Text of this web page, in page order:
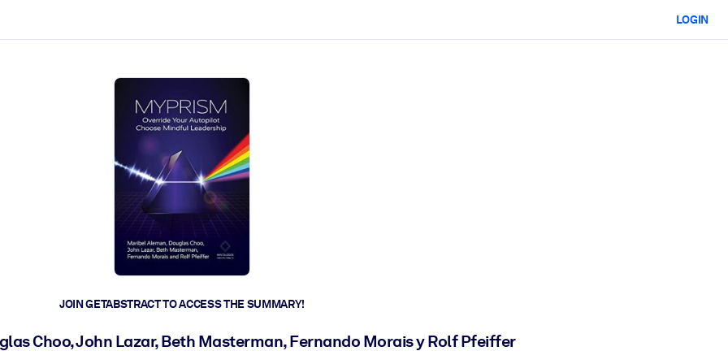
LOGIN
JOIN GETABSTRACT TO ACCESS THE SUMMARY!
Choo, John Lazar, Beth Masterman, Fernando Morais y Rolf Pfeiffer